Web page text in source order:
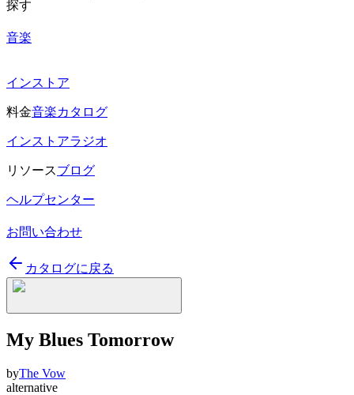
探す
音楽
インストア
料金音楽カタログ
インストアラジオ
リソースブログ
ヘルプセンター
お問い合わせ
カタログに戻る
My Blues Tomorrow
byThe Vow
alternative